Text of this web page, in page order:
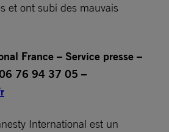
et ont subi des mauvais
France – Service presse –
76 94 37 05 –
International est un